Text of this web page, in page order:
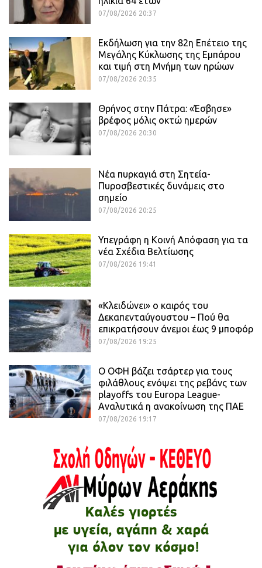
07/08/2026 20:37
Εκδήλωση για την 82η Επέτειο της
Μεγάλης Κύκλωσης της Εμπάρου
και τιμή στη Μνήμη των ηρώων
07/08/2026 20:35
Θρήνος στην Πάτρα: «Έσβησε»
βρέφος μόλις οκτώ ημερών
07/08/2026 20:30
Νέα πυρκαγιά στη Σητεία-
Πυροσβεστικές δυνάμεις στο
σημείο
07/08/2026 20:25
Υπεγράφη η Κοινή Απόφαση για τα
νέα Σχέδια Βελτίωσης
07/08/2026 19:41
«Κλειδώνει» ο καιρός του
Δεκαπενταύγουστου – Πού θα
επικρατήσουν άνεμοι έως 9 μποφόρ
07/08/2026 19:25
Ο ΟΦΗ βάζει τσάρτερ για τους
φιλάθλους ενόψει της ρεβάνς των
playoffs του Europa League-
Αναλυτικά η ανακοίνωση της ΠΑΕ
07/08/2026 19:17